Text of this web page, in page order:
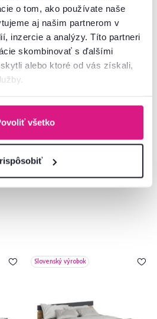
o tom, ako používate naše
aj našim partnerom v
inzercie a analýzy. Títo partneri
skombinovať s ďalšími
alebo ktoré od vás získali,
všetko
189 €
Slovenský výrobok